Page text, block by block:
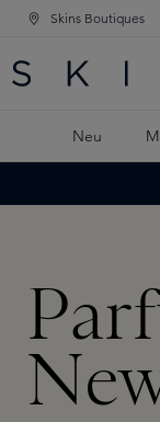
SPRINGEN
SPRINGEN
Skins Boutiques
Neu